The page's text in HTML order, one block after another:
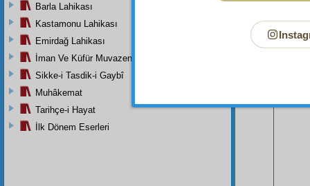
Bu
Barla Lahikası
Kastamonu Lahikası
Emirdağ Lahikası
İman Ve Küfür Muvazeneleri
Sikke-i Tasdik-i Gaybî
Muhâkemat
Tarihçe-i Hayat
İlk Dönem Eserleri